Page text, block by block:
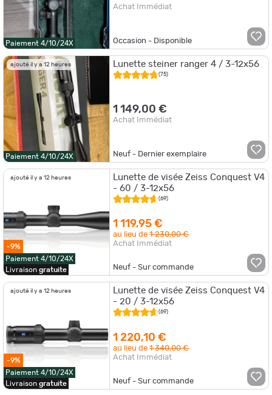
Paiement 4/10/24X
Achat Immédiat
Occasion - Disponible
ajouté il y a 12 heures
Paiement 4/10/24X
Lunette steiner ranger 4 / 3-12x56
(75)
1 149,00 €
Achat Immédiat
Neuf - Dernier exemplaire
ajouté il y a 12 heures
-9%
Paiement 4/10/24X
Livraison gratuite
Lunette de visée Zeiss Conquest V4
- 60 / 3-12x56
(69)
1 119,95 €
au lieu de1 230,00 €
Achat Immédiat
Neuf - Sur commande
ajouté il y a 12 heures
-9%
Paiement 4/10/24X
Livraison gratuite
Lunette de visée Zeiss Conquest V4
- 20 / 3-12x56
(69)
1 220,10 €
au lieu de1 340,00 €
Achat Immédiat
Neuf - Sur commande